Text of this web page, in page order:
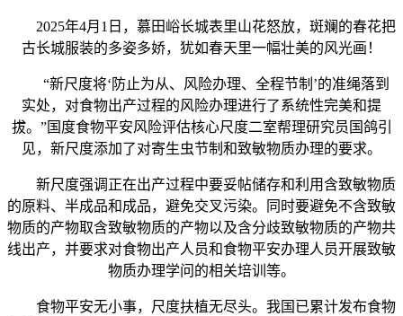
2025年4月1日，慕田峪长城表里山花怒放，斑斓的春花把
古长城服装的多姿多娇，犹如春天里一幅壮美的风光画！
“新尺度将‘防止为从、风险办理、全程节制’的准绳落到
实处，对食物出产过程的风险办理进行了系统性完美和提
拔。”国度食物平安风险评估核心尺度二室帮理研究员国鸽引
见，新尺度添加了对寄生虫节制和致敏物质办理的要求。
新尺度强调正在出产过程中要妥帖储存和利用含致敏物质
的原料、半成品和成品，避免交叉污染。同时要避免不含致敏
物质的产物取含致敏物质的产物以及含分歧致敏物质的产物共
线出产，并要求对食物出产人员和食物平安办理人员开展致敏
物质办理学问的相关培训等。
食物平安无小事，尺度扶植无尽头。我国已累计发布食物